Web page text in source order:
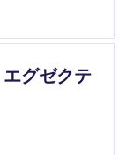
。
エグゼクテ